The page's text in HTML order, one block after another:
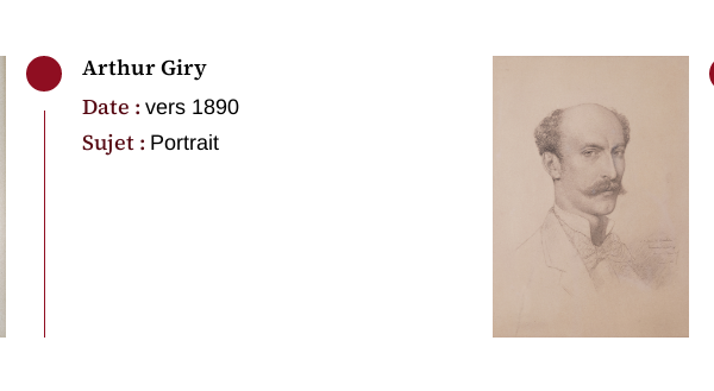
Arthur Giry
Date : vers 1890
Sujet : Portrait